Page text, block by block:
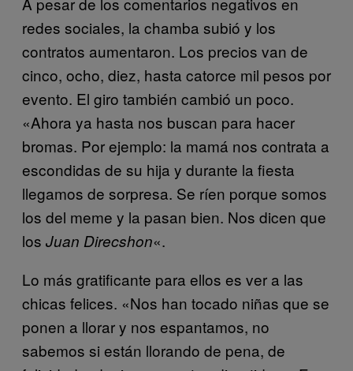
redes sociales, la chamba subió y los
contratos aumentaron. Los precios van de
cinco, ocho, diez, hasta catorce mil pesos por
evento. El giro también cambió un poco.
«Ahora ya hasta nos buscan para hacer
bromas. Por ejemplo: la mamá nos contrata a
escondidas de su hija y durante la fiesta
llegamos de sorpresa. Se ríen porque somos
los del meme y la pasan bien. Nos dicen que
los Juan Direcshon«.
Lo más gratificante para ellos es ver a las
chicas felices. «Nos han tocado niñas que se
ponen a llorar y nos espantamos, no
sabemos si están llorando de pena, de